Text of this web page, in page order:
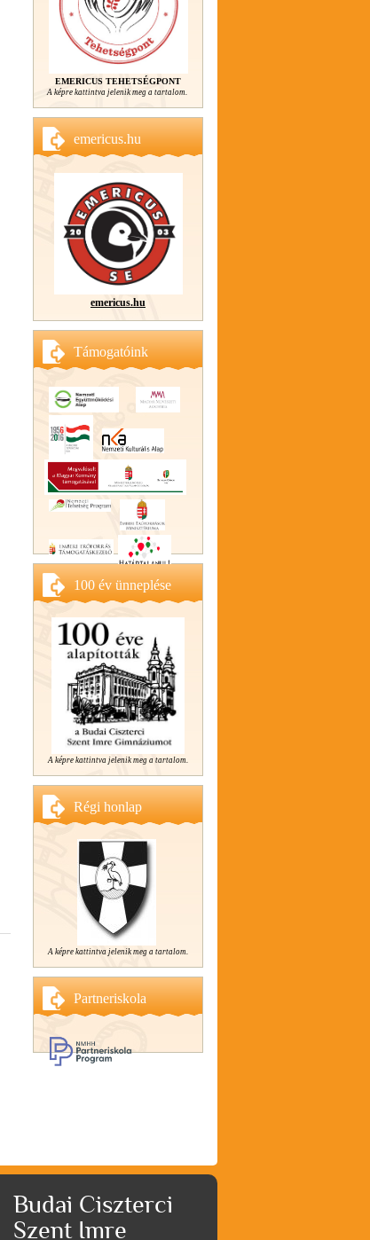
EMERICUS TEHETSÉGPONT
A képre kattintva jelenik meg a tartalom.
emericus.hu
emericus.hu
Támogatóink
100 év ünneplése
A képre kattintva jelenik meg a tartalom.
Régi honlap
A képre kattintva jelenik meg a tartalom.
Partneriskola
Budai Ciszterci
Szent Imre